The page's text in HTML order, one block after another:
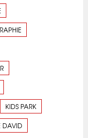
KIDS PARK
DAVID